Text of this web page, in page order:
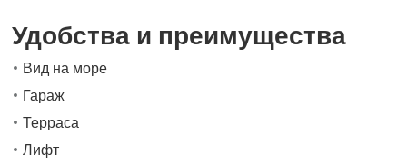
Удобства и преимущества
Вид на море
Гараж
Терраса
Лифт